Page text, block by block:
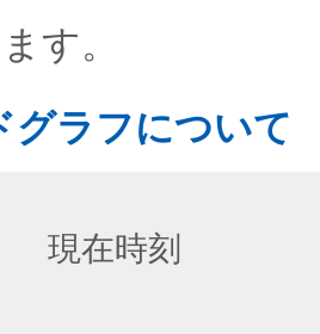
す。
グラフについて
現在時刻